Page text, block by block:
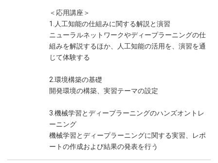
＜応用講座＞
1.人工知能の仕組みに関する解説と演習
ニューラルネットワークやディープラーニングの仕
組みを解説するほか、人工知能の活用を、演習を通
じて体験する
2.環境構築の基礎
開発環境の構築、実習テーマの設定
3.機械学習とディープラーニングのハンズオントレ
ーニング
機械学習とディープラーニングに関する実習、レポ
ートの作成および結果の発表を行う